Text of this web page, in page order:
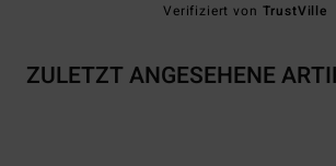
Verifiziert von TrustVille
ZULETZT ANGESEHENE